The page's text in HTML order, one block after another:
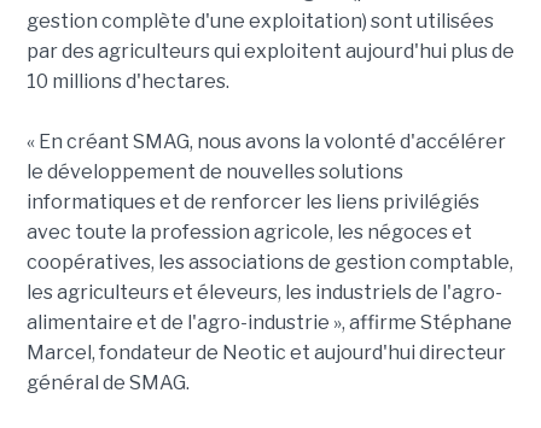
gestion complète d'une exploitation) sont utilisées
par des agriculteurs qui exploitent aujourd'hui plus de
10 millions d'hectares.
« En créant SMAG, nous avons la volonté d'accélérer
le développement de nouvelles solutions
informatiques et de renforcer les liens privilégiés
avec toute la profession agricole, les négoces et
coopératives, les associations de gestion comptable,
les agriculteurs et éleveurs, les industriels de l'agro-
alimentaire et de l'agro-industrie », affirme Stéphane
Marcel, fondateur de Neotic et aujourd'hui directeur
général de SMAG.